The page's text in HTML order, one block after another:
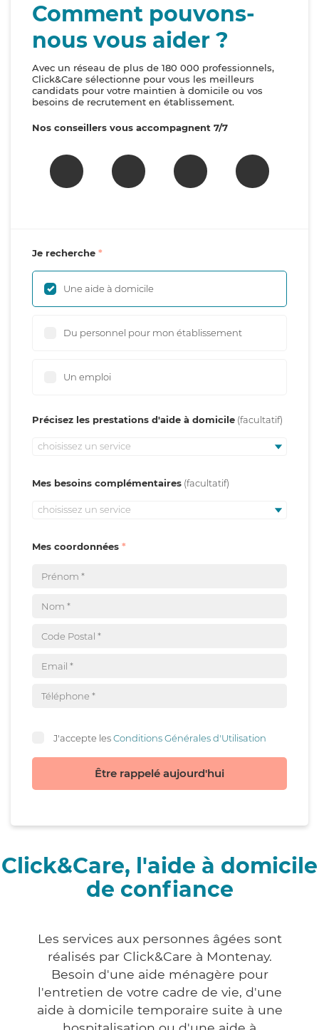
Comment pouvons-
nous vous aider ?
Avec un réseau de plus de 180 000 professionnels,
Click&Care sélectionne pour vous les meilleurs
candidats pour votre maintien à domicile ou vos
besoins de recrutement en établissement.
Nos conseillers vous accompagnent 7/7
Je recherche
Une aide à domicile
Du personnel pour mon établissement
Un emploi
Précisez les prestations d'aide à domicile
choisissez un service
Mes besoins complémentaires
choisissez un service
Mes coordonnées
J'accepte lesConditions Générales d'Utilisation
Être rappelé aujourd'hui
Click&Care, l'aide à domicile
de confiance
Les services aux personnes âgées sont
réalisés par Click&Care à Montenay.
Besoin d'une aide ménagère pour
l'entretien de votre cadre de vie, d'une
aide à domicile temporaire suite à une